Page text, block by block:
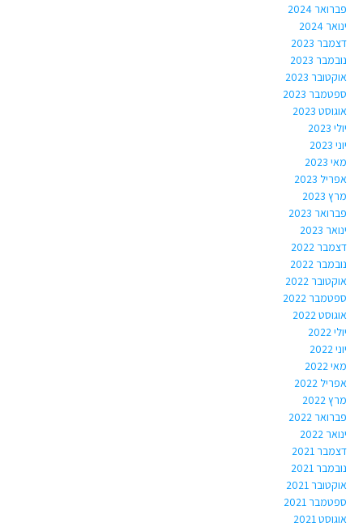
פברואר 2024
ינואר 2024
דצמבר 2023
נובמבר 2023
אוקטובר 2023
ספטמבר 2023
אוגוסט 2023
יולי 2023
יוני 2023
מאי 2023
אפריל 2023
מרץ 2023
פברואר 2023
ינואר 2023
דצמבר 2022
נובמבר 2022
אוקטובר 2022
ספטמבר 2022
אוגוסט 2022
יולי 2022
יוני 2022
מאי 2022
אפריל 2022
מרץ 2022
פברואר 2022
ינואר 2022
דצמבר 2021
נובמבר 2021
אוקטובר 2021
ספטמבר 2021
אוגוסט 2021